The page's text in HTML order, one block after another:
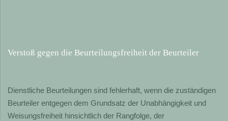
Verstoß gegen die Beurteilungsfreiheit der Beurteiler
Dienstliche Beurteilungen sind fehlerhaft, wenn die zuständigen
Beurteiler entgegen dem Grundsatz der Unabhängigkeit und
Weisungsfreiheit hinsichtlich der Rangfolge, der